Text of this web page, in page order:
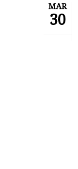
MAR
30